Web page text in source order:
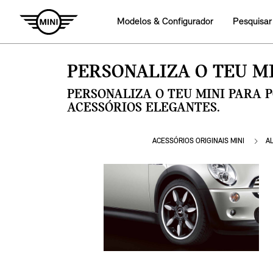
Modelos & Configurador
PERSONALIZA O TEU
PERSONALIZA O TEU MINI PARA
ACESSÓRIOS ELEGANTES.
ACESSÓRIOS ORIGINAIS MINI